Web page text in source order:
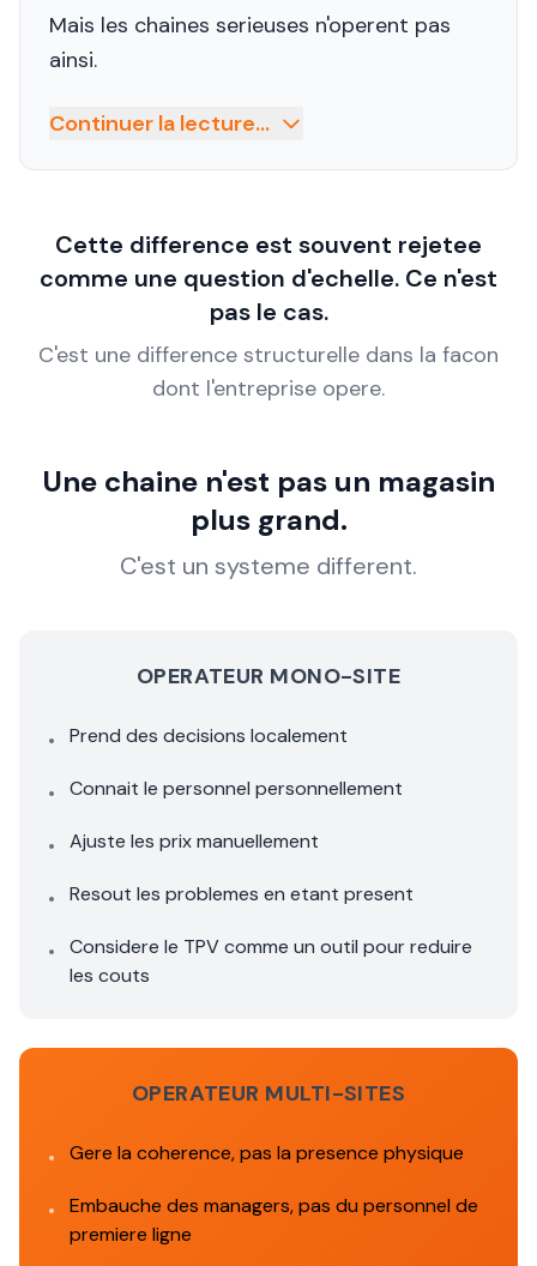
Mais les chaines serieuses n'operent pas
ainsi.
Continuer la lecture...
Cette difference est souvent rejetee
comme une question d'echelle. Ce n'est
pas le cas.
C'est une difference structurelle dans la facon
dont l'entreprise opere.
Une chaine n'est pas un magasin
plus grand.
C'est un systeme different.
OPERATEUR MONO-SITE
• Prend des decisions localement
• Connait le personnel personnellement
• Ajuste les prix manuellement
• Resout les problemes en etant present
•
Considere le TPV comme un outil pour reduire
les couts
OPERATEUR MULTI-SITES
• Gere la coherence, pas la presence physique
•
Embauche des managers, pas du personnel de
premiere ligne